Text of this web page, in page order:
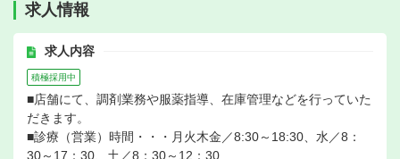
求人情報
求人内容
積極採用中
■店舗にて、調剤業務や服薬指導、在庫管理などを行っていた
だきます。
■診療（営業）時間・・・月火木金／8:30～18:30、水／8：
30～17：30、土／8：30～12：30